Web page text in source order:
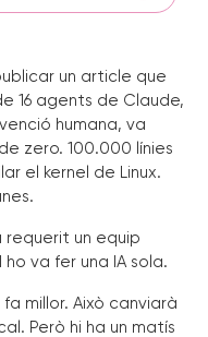
un article que
16 agents de Claude,
humana, va
zero. 100.000 línies
el kernel de Linux.
requerit un equip
va fer una IA sola.
millor. Això canviarà
Però hi ha un matís